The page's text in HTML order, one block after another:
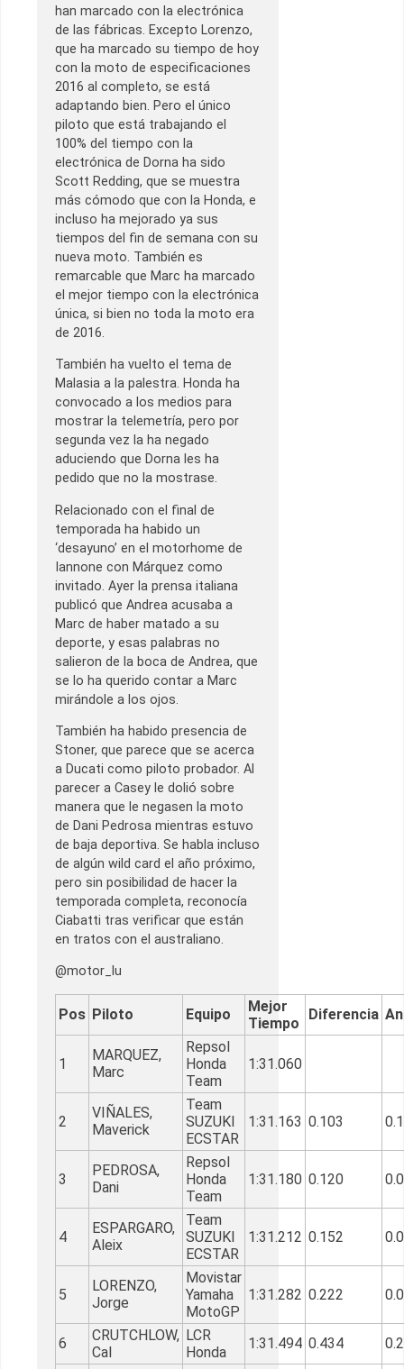
han marcado con la electrónica
de las fábricas. Excepto Lorenzo,
que ha marcado su tiempo de hoy
con la moto de especificaciones
2016 al completo, se está
adaptando bien. Pero el único
piloto que está trabajando el
100% del tiempo con la
electrónica de Dorna ha sido
Scott Redding, que se muestra
más cómodo que con la Honda, e
incluso ha mejorado ya sus
tiempos del fin de semana con su
nueva moto. También es
remarcable que Marc ha marcado
el mejor tiempo con la electrónica
única, si bien no toda la moto era
de 2016.
También ha vuelto el tema de
Malasia a la palestra. Honda ha
convocado a los medios para
mostrar la telemetría, pero por
segunda vez la ha negado
aduciendo que Dorna les ha
pedido que no la mostrase.
Relacionado con el final de
temporada ha habido un
‘desayuno’ en el motorhome de
Iannone con Márquez como
invitado. Ayer la prensa italiana
publicó que Andrea acusaba a
Marc de haber matado a su
deporte, y esas palabras no
salieron de la boca de Andrea, que
se lo ha querido contar a Marc
mirándole a los ojos.
También ha habido presencia de
Stoner, que parece que se acerca
a Ducati como piloto probador. Al
parecer a Casey le dolió sobre
manera que le negasen la moto
de Dani Pedrosa mientras estuvo
de baja deportiva. Se habla incluso
de algún wild card el año próximo,
pero sin posibilidad de hacer la
temporada completa, reconocía
Ciabatti tras verificar que están
en tratos con el australiano.
@motor_lu
Pos Piloto Equipo
Mejor
Tiempo
Diferencia
1
MARQUEZ,
Marc
Repsol
Honda
Team
1:31.060
2
VIÑALES,
Maverick
Team
SUZUKI
ECSTAR
1:31.163 0.103
3
PEDROSA,
Dani
Repsol
Honda
Team
1:31.180 0.120
4
ESPARGARO,
Aleix
Team
SUZUKI
ECSTAR
1:31.212 0.152
5
LORENZO,
Jorge
Movistar
Yamaha
MotoGP
1:31.282 0.222
6
CRUTCHLOW,
Cal
LCR
Honda
1:31.494 0.434